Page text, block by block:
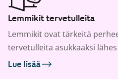
Lemmikit tervetulleita
Lemmikit ovat tärkeitä
tervetulleita asukkaaksi
Lue lisää